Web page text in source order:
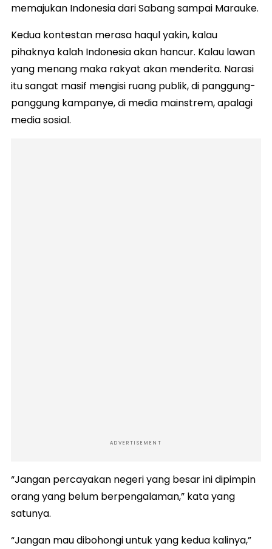
memajukan Indonesia dari Sabang sampai Marauke.
Kedua kontestan merasa haqul yakin, kalau
pihaknya kalah Indonesia akan hancur. Kalau lawan
yang menang maka rakyat akan menderita. Narasi
itu sangat masif mengisi ruang publik, di panggung-
panggung kampanye, di media mainstrem, apalagi
media sosial.
ADVERTISEMENT
“Jangan percayakan negeri yang besar ini dipimpin
orang yang belum berpengalaman,” kata yang
satunya.
“Jangan mau dibohongi untuk yang kedua kalinya,”